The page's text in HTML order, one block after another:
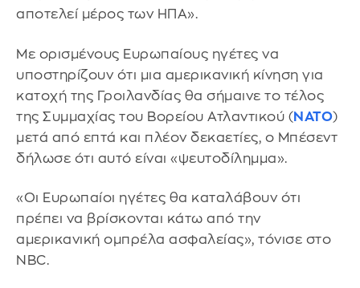
αποτελεί μέρος των ΗΠΑ».
Με ορισμένους Ευρωπαίους ηγέτες να
υποστηρίζουν ότι μια αμερικανική κίνηση για
κατοχή της Γροιλανδίας θα σήμαινε το τέλος
της Συμμαχίας του Βορείου Ατλαντικού (ΝΑΤΟ)
μετά από επτά και πλέον δεκαετίες, ο Μπέσεντ
δήλωσε ότι αυτό είναι «ψευτοδίλημμα».
«Οι Ευρωπαίοι ηγέτες θα καταλάβουν ότι
πρέπει να βρίσκονται κάτω από την
αμερικανική ομπρέλα ασφαλείας», τόνισε στο
NBC.